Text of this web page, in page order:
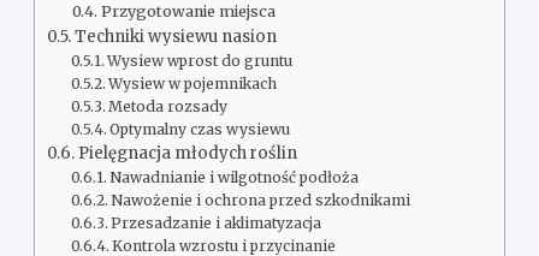
Przygotowanie miejsca
Techniki wysiewu nasion
Wysiew wprost do gruntu
Wysiew w pojemnikach
Metoda rozsady
Optymalny czas wysiewu
Pielęgnacja młodych roślin
Nawadnianie i wilgotność podłoża
Nawożenie i ochrona przed szkodnikami
Przesadzanie i aklimatyzacja
Kontrola wzrostu i przycinanie